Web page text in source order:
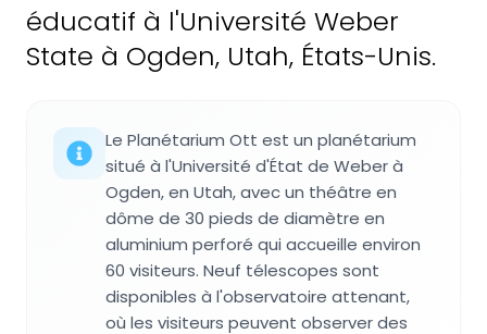
éducatif à l'Université Weber
State à Ogden, Utah, États-Unis.
Le Planétarium Ott est un planétarium
situé à l'Université d'État de Weber à
Ogden, en Utah, avec un théâtre en
dôme de 30 pieds de diamètre en
aluminium perforé qui accueille environ
60 visiteurs. Neuf télescopes sont
disponibles à l'observatoire attenant,
où les visiteurs peuvent observer des